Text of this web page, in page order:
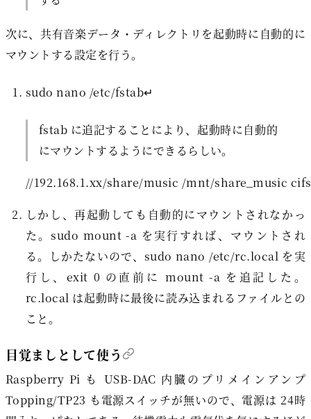
次に、共有音楽データ・ディレクトリを起動時に自動的に
マウントする設定を行う。
sudo nano /etc/fstab↵
fstab に追記することにより、起動時に自動的
にマウントするようにできるらしい。
しかし、再起動しても自動的にマウントされなかっ
た。sudo mount -a を実行すれば、マウントされ
る。しかたないので、sudo nano /etc/rc.local を実
行し、exit 0 の直前に mount -a を追記した。
rc.local は起動時に最後に読み込まれるファイルとの
こと。
目覚ましとして使う
Raspberry Pi も USB-DAC 内臓のプリメインアンプ
Topping/TP23 も電源スイッチが無いので、電源は 24時